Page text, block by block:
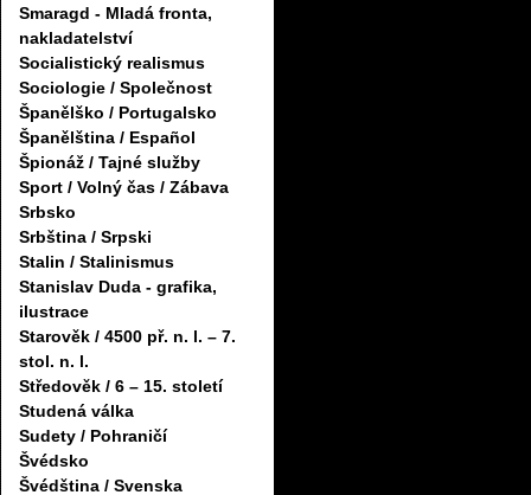
Smaragd - Mladá fronta,
nakladatelství
Socialistický realismus
Sociologie / Společnost
Španělško / Portugalsko
Španělština / Español
Špionáž / Tajné služby
Sport / Volný čas / Zábava
Srbsko
Srbština / Srpski
Stalin / Stalinismus
Stanislav Duda - grafika,
ilustrace
Starověk / 4500 př. n. l. – 7.
stol. n. l.
Středověk / 6 – 15. století
Studená válka
Sudety / Pohraničí
Švédsko
Švédština / Svenska